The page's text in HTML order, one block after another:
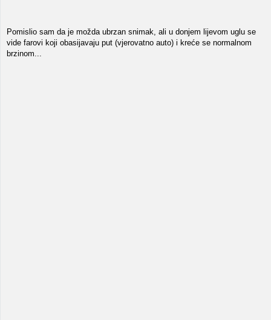
Pomislio sam da je možda ubrzan snimak, ali u donjem lijevom uglu se
vide farovi koji obasijavaju put (vjerovatno auto) i kreće se normalnom
brzinom...